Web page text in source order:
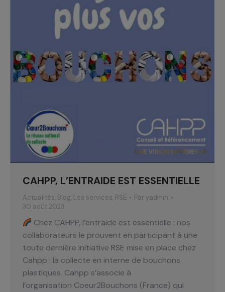
CAHPP, L’ENTRAIDE EST ESSENTIELLE
Actualités, Blog, Les services, RSE Par yadmin
30 août 2023
Chez CAHPP, l’entraide est essentielle : nos
collaborateurs le prouvent en participant à une
toute dernière initiative RSE mise en place chez
Cahpp : la collecte en interne de bouchons
plastiques. Cahpp s’associe à
l’organisation Coeur2Bouchons (France) qui